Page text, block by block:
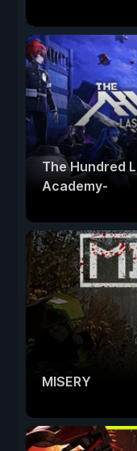
The Hundred
Academy-
MISERY